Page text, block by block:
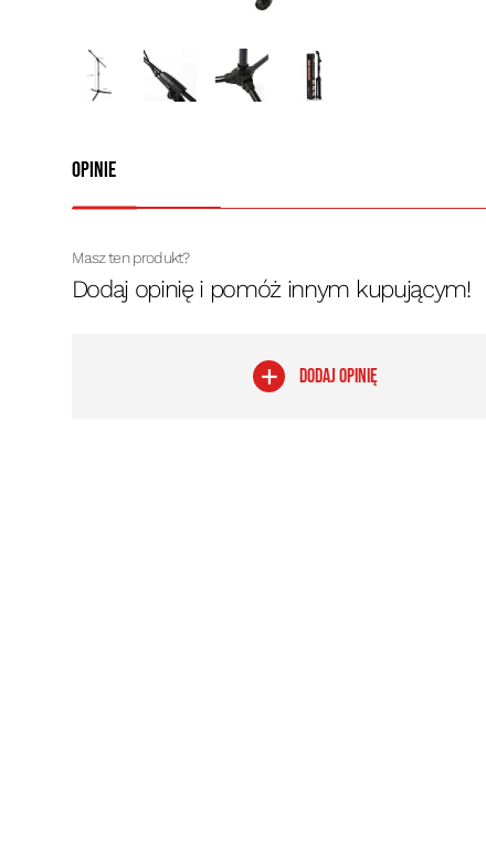
Opinie
Masz ten produkt?
Dodaj opinię i pomóż innym kupującym!
DODAJ OPINIĘ